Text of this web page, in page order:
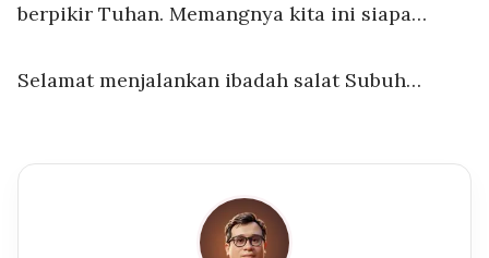
berpikir Tuhan. Memangnya kita ini siapa…
Selamat menjalankan ibadah salat Subuh…